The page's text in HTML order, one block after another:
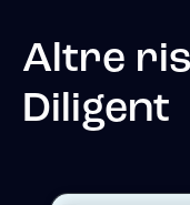
Altre
Diligent